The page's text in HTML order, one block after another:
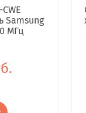
Samsung
МГц